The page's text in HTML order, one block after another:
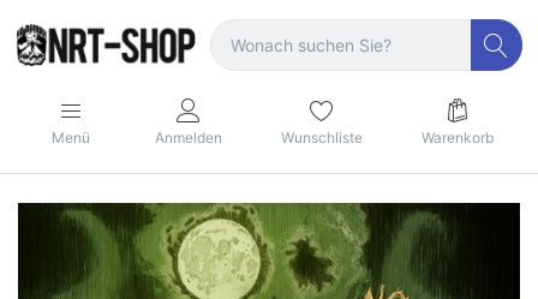
Menü Anmelden Wunschliste Warenkorb